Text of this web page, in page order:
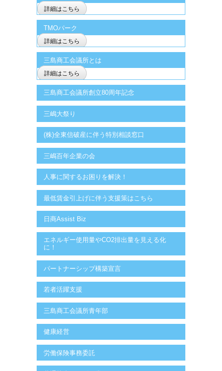
詳細はこちら
TMOパーク
詳細はこちら
三島商工会議所とは
詳細はこちら
三島商工会議所創立80周年記念
三嶋大祭り
(株)全東信破産に伴う特別相談窓口
三嶋百年企業の会
人事に関するお困りを解決！
最低賃金引上げに伴う支援策はこちら
日商Assist Biz
エネルギー使用量やCO2排出量を見える化
に！
パートナーシップ構築宣言
若者活躍支援
三島商工会議所青年部
健康経営
労働保険事務委託